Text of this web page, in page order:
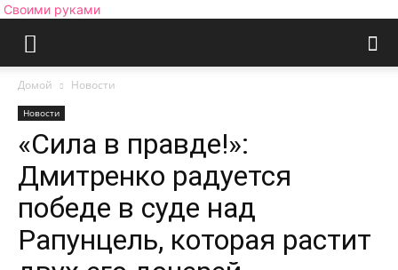
Своими руками
Домой Новости
Новости
«Сила в правде!»:
Дмитренко радуется
победе в суде над
Рапунцель, которая растит